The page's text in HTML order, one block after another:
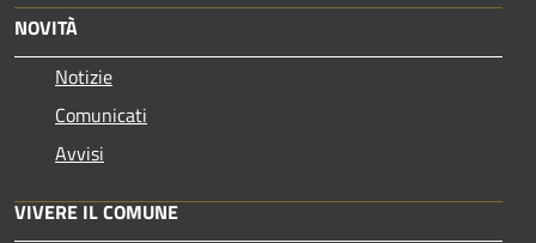
NOVITÀ
Notizie
Comunicati
Avvisi
VIVERE IL COMUNE